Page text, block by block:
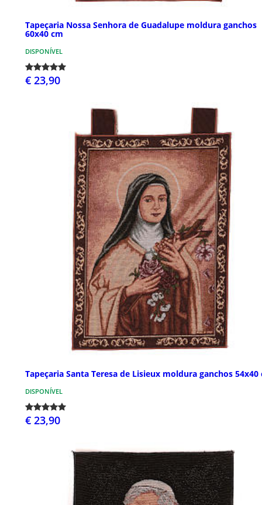
Tapeçaria Nossa Senhora de Guadalupe moldura ganchos
60x40 cm
DISPONÍVEL
€ 23,90
Tapeçaria Santa Teresa de Lisieux moldura ganchos 54x40
DISPONÍVEL
€ 23,90